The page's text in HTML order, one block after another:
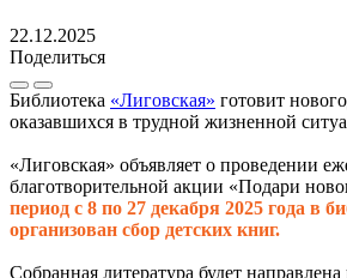
22.12.2025
Поделиться
Библиотека «Лиговская» готовит
оказавшихся в трудной жизненной
«Лиговская» объявляет о проведении
благотворительной акции «Подари
период с 8 по 27 декабря 2025 года в
организован сбор детских книг.
Собранная литература будет